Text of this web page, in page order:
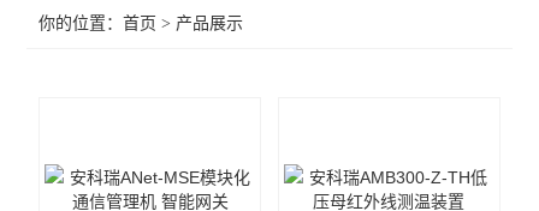
电力监控与保护
你的位置：首页 > 产品展示